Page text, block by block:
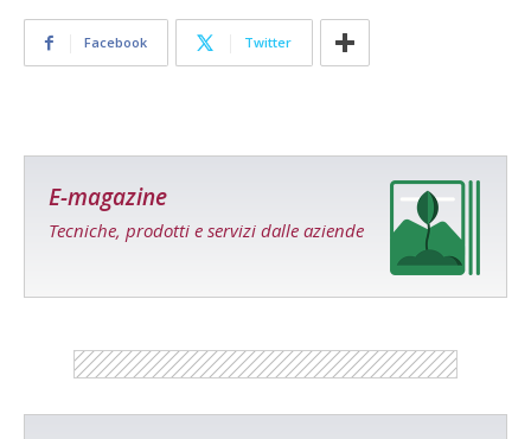
Facebook Twitter
E-magazine
Tecniche, prodotti e servizi dalle aziende